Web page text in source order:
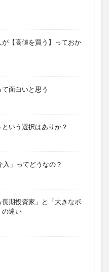
が【高値を買う】っておか
面白いと思う
いう選択はありか？
」ってどうなの？
期投資家」と「大きなボ
の違い